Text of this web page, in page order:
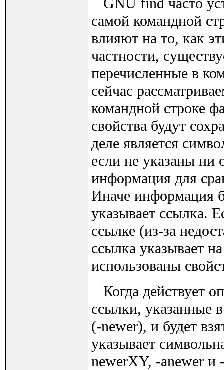
GNU find часто
самой командной
влияют на то, как
частности,
перечисленные в
сейчас
командной строке
свойства будут
деле является
если не указаны ни
информация для
Иначе информация
указывает ссылка.
ссылке (из-за
ссылка указывает
использованы
Когда действует
ссылки, указанные
(-newer), и будет
указывает
newerXY, -anewer и